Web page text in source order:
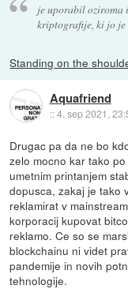
je uporabil oziroma
kriptografije, ki jo je
Standing on the
Aquafriend
::4. sep 2021,
Drugac pa da ne bo
zelo mocno kar tako
umetnim printanjem
dopusca, zakaj je tako
reklamirat v
korporacij kupovat
reklamo. Ce so se
blockchainu ni videt
pandemije in novih
tehnologije.